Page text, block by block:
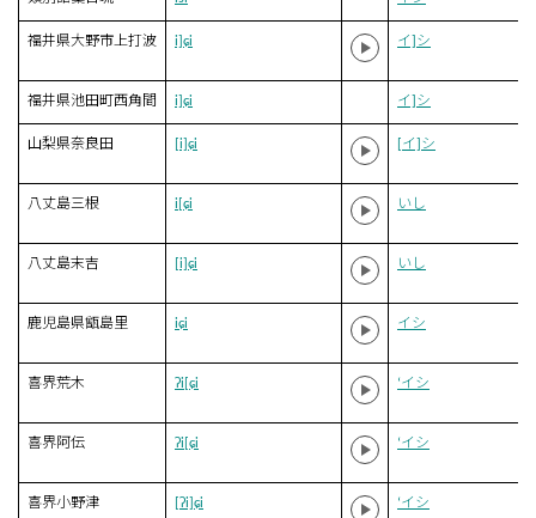
福井県大野市上打波 i]ɕi イ]シ
福井県池田町西角間 i]ɕi イ]シ
山梨県奈良田 [i]ɕi [イ]シ
八丈島三根 i[ɕi いし
八丈島末吉 [i]ɕi いし
鹿児島県甑島里 iɕi イシ
喜界荒木 ʔi[ɕi ‘イシ
喜界阿伝 ʔi[ɕi ‘イシ
喜界小野津 [ʔi]ɕi ‘イシ